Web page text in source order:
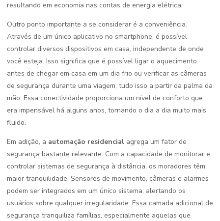
resultando em economia nas contas de energia elétrica.
Outro ponto importante a se considerar é a conveniência.
Através de um único aplicativo no smartphone, é possível
controlar diversos dispositivos em casa, independente de onde
você esteja. Isso significa que é possível ligar o aquecimento
antes de chegar em casa em um dia frio ou verificar as câmeras
de segurança durante uma viagem, tudo isso a partir da palma da
mão. Essa conectividade proporciona um nível de conforto que
era impensável há alguns anos, tornando o dia a dia muito mais
fluido.
Em adição, a automação residencial agrega um fator de
segurança bastante relevante. Com a capacidade de monitorar e
controlar sistemas de segurança à distância, os moradores têm
maior tranquilidade. Sensores de movimento, câmeras e alarmes
podem ser integrados em um único sistema, alertando os
usuários sobre qualquer irregularidade. Essa camada adicional de
segurança tranquiliza famílias, especialmente aquelas que